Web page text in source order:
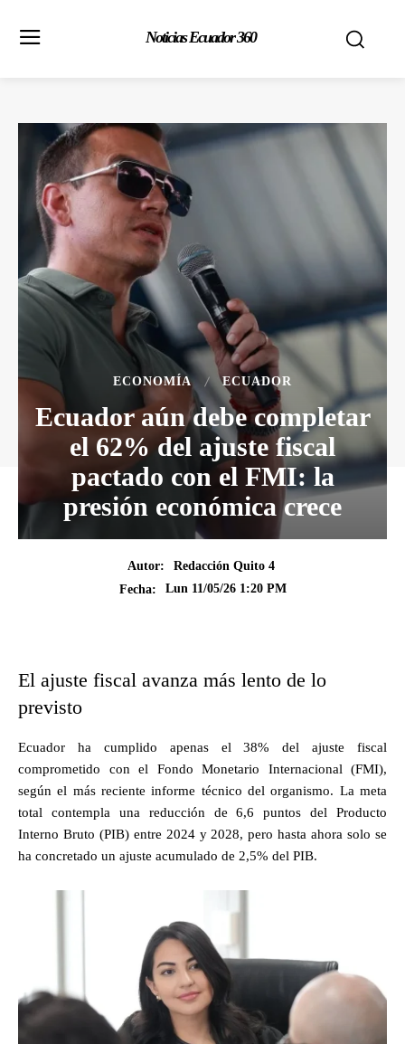
Noticias Ecuador 360
ECONOMÍA ECUADOR
Ecuador aún debe completar
el 62% del ajuste fiscal
pactado con el FMI: la
presión económica crece
Autor:
Redacción Quito 4
Fecha:
Lun 11/05/26 1:20 PM
El ajuste fiscal avanza más lento de lo
previsto
Ecuador ha cumplido apenas el 38% del ajuste fiscal
comprometido con el Fondo Monetario Internacional (FMI),
según el más reciente informe técnico del organismo. La meta
total contempla una reducción de 6,6 puntos del Producto
Interno Bruto (PIB) entre 2024 y 2028, pero hasta ahora solo se
ha concretado un ajuste acumulado de 2,5% del PIB.